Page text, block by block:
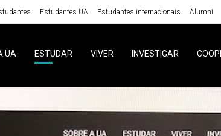
Estudantes UA Estudantes internacionais Alumni
UA ESTUDAR VIVER INVESTIGAR